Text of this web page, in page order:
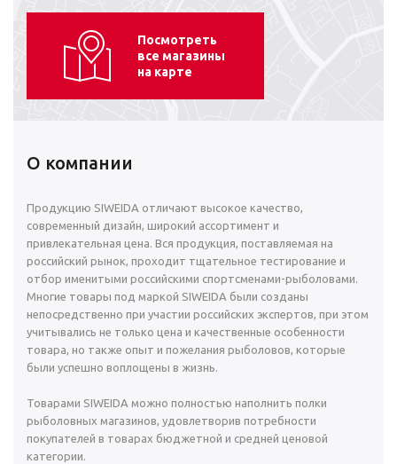
Посмотреть
все магазины
на карте
О компании
Продукцию SIWEIDA отличают высокое качество,
современный дизайн, широкий ассортимент и
привлекательная цена. Вся продукция, поставляемая на
российский рынок, проходит тщательное тестирование и
отбор именитыми российскими спортсменами-рыболовами.
Многие товары под маркой SIWEIDA были созданы
непосредственно при участии российских экспертов, при этом
учитывались не только цена и качественные особенности
товара, но также опыт и пожелания рыболовов, которые
были успешно воплощены в жизнь.
Товарами SIWEIDA можно полностью наполнить полки
рыболовных магазинов, удовлетворив потребности
покупателей в товарах бюджетной и средней ценовой
категории.